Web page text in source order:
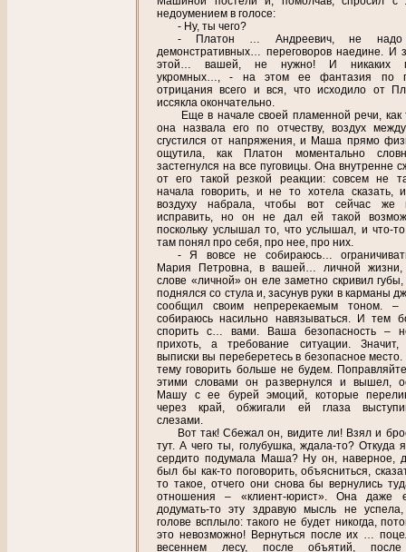
недоумением в голосе:
- Ну, ты чего?
- Платон … Андреевич, не надо
демонстративных… переговоров наедине. И
этой… вашей, не нужно! И никаких
укромных…, - на этом ее фантазия по
отрицания всего и вся, что исходило от
иссякла окончательно.
Еще в начале своей пламенной речи, как
она назвала его по отчеству, воздух
сгустился от напряжения, и Маша прямо
ощутила, как Платон моментально
застегнулся на все пуговицы. Она внутренне
от его такой резкой реакции: совсем не
начала говорить, и не то хотела сказать,
воздуху набрала, чтобы вот сейчас же
исправить, но он не дал ей такой
поскольку услышал то, что услышал, и что-
там понял про себя, про нее, про них.
- Я вовсе не собираюсь…
Мария Петровна, в вашей… личной
слове «личной» он еле заметно скривил
поднялся со стула и, засунув руки в карманы
сообщил своим непререкаемым тоном.
собираюсь насильно навязываться. И тем
спорить с… вами. Ваша безопасность –
прихоть, а требование ситуации. Значит,
выписки вы переберетесь в безопасное место.
тему говорить больше не будем.
этими словами он развернулся и вышел,
Машу с ее бурей эмоций, которые
через край, обжигали ей глаза
слезами.
Вот так! Сбежал он, видите ли! Взял и
тут. А чего ты, голубушка, ждала-то? Откуда
сердито подумала Маша? Ну он, наверное,
был бы как-то поговорить, объясниться,
то такое, отчего они снова бы вернулись
отношения – «клиент-юрист». Она даже
додумать-то эту здравую мысль не
голове всплыло: такого не будет никогда,
это невозможно! Вернуться после их …
весеннем лесу, после объятий,